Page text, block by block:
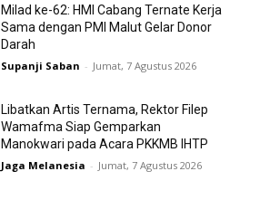
Milad ke-62: HMI Cabang Ternate Kerja
Sama dengan PMI Malut Gelar Donor
Darah
Supanji Saban - Jumat, 7 Agustus 2026
Libatkan Artis Ternama, Rektor Filep
Wamafma Siap Gemparkan
Manokwari pada Acara PKKMB IHTP
Jaga Melanesia - Jumat, 7 Agustus 2026